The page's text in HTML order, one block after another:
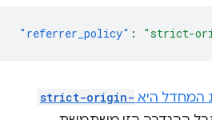
"referrer_policy" : "strict-
המחדל היא strict-origin-